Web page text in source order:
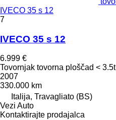
IVECO 35 s 12
7
IVECO 35 s 12
6.999 €
Tovornjak tovorna ploščad < 3.5t
2007
330.000 km
Italija, Travagliato (BS)
Vezi Auto
Kontaktirajte prodajalca